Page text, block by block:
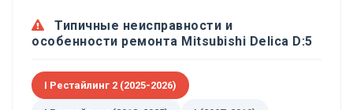
Типичные неисправности и
особенности ремонта Mitsubishi Delica D:5
I Рестайлинг 2 (2025-2026)